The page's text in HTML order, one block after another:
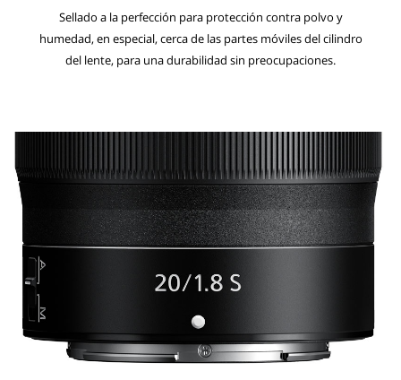
Sellado a la perfección para protección contra polvo y
humedad, en especial, cerca de las partes móviles del cilindro
del lente, para una durabilidad sin preocupaciones.